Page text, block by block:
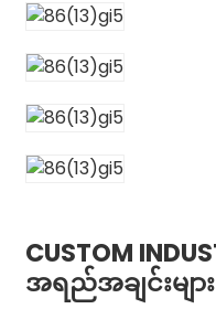
CUSTOM
အရည်အချင်းများ